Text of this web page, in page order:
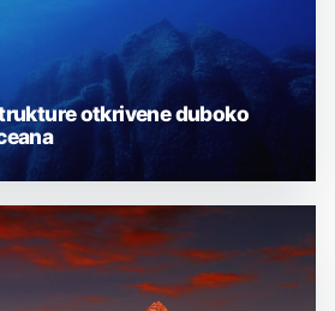
otkrivene duboko